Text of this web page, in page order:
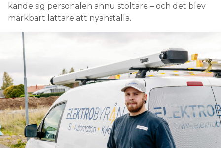
kände sig personalen ännu stoltare – och det blev
märkbart lättare att nyanställa.